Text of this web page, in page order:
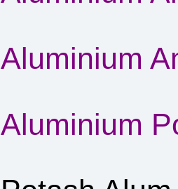
Aluminium
Aluminium